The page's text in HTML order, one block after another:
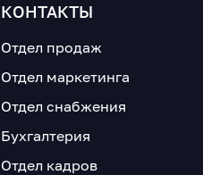
КОНТАКТЫ
Отдел продаж
Отдел маркетинга
Отдел снабжения
Бухгалтерия
Отдел кадров